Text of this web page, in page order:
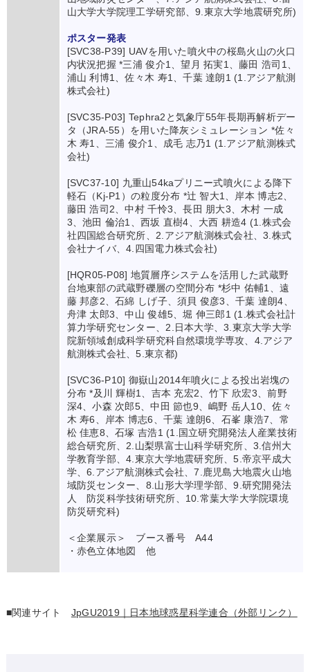
山大学大学院理工学研究部、9.東京大学地震研究所)
ポスター発表
[SVC38-P39] UAVを用いた噴火中の桜島火山の火口
内状況把握 *三浦 俊介1、望月 拓実1、藤田 浩司1、
浦山 利博1、佐々木 寿1、千葉 達朗1 (1.アジア航測
株式会社)
[SVC35-P03] Tephra2と気象庁55年長期再解析デー
タ（JRA-55）を用いた降灰シミュレーション *佐々
木 寿1、三浦 俊介1、成毛 志乃1 (1.アジア航測株式
会社)
[SVC37-10] 九重山54kaプリニー式噴火による降下
軽石（Kj-P1）の粒度分布 *辻 智大1、岸本 博志2、
藤田 浩司2、中村 千怜3、長田 朋大3、木村 一成
3、池田 倫治1、西坂 直樹4、大西 耕造4 (1.株式会
社四国総合研究所、2.アジア航測株式会社、3.株式
会社ナイバ、4.四国電力株式会社)
[HQR05-P08] 地質層序システムを活用した武蔵野
台地東部の武蔵野礫層の空間分布 *杉中 佑輔1、遠
藤 邦彦2、石綿 しげ子、須貝 俊彦3、千葉 達朗4、
舟津 太郎3、中山 俊雄5、堀 伸三郎1 (1.株式会社計
算力学研究センター、2.日本大学、3.東京大学大学
院新領域創成科学研究科自然環境学専攻、4.アジア
航測株式会社、5.東京都)
[SVC36-P10] 御嶽山2014年噴火による投出岩塊の
分布 *及川 輝樹1、吉本 充宏2、竹下 欣宏3、前野
深4、小森 次郎5、中田 節也9、嶋野 岳人10、佐々
木 寿6、岸本 博志6、千葉 達朗6、石峯 康浩7、常
松 佳恵8、石塚 吉浩1 (1.国立研究開発法人産業技術
総合研究所、2.山梨県富士山科学研究所、3.信州大
学教育学部、4.東京大学地震研究所、5.帝京平成大
学、6.アジア航測株式会社、7.鹿児島大地震火山地
域防災センター、8.山形大学理学部、9.研究開発法
人 防災科学技術研究所、10.常葉大学大学院環境
防災研究科)
＜企業展示＞ ブース番号 A44
・赤色立体地図 他
■関連サイト JpGU2019｜日本地球惑星科学連合（外部リンク）